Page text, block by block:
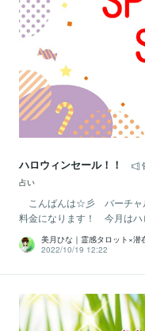
ハロウィンセール！！
占い
こんばんは☆彡 バーチャ
料金になります！ 今月は
美月ひな｜霊感タロット×潜
2022/10/19 12:22